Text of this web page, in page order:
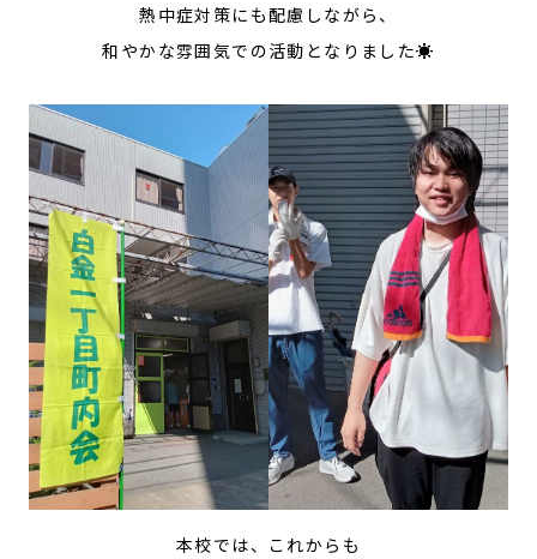
熱中症対策にも配慮しながら、
和やかな雰囲気での活動となりました☀️
本校では、これからも